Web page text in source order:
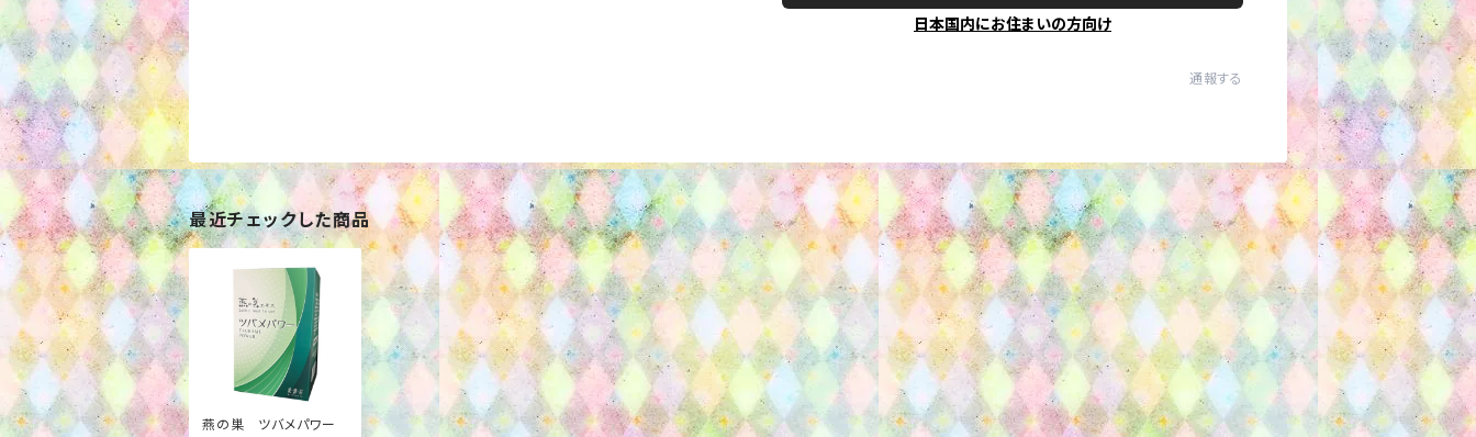
日本国内にお住まいの方向け
通報する
最近チェックした商品
燕の巣 ツバメパワー